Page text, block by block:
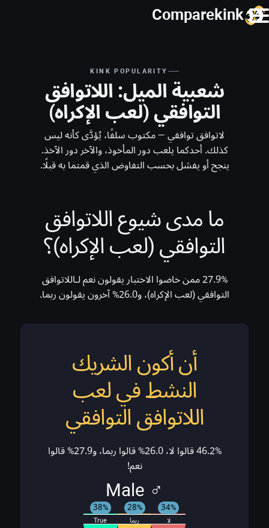
Comparekink
KINK POPULARITY
شعبية الميل: اللاتوافق
التوافقي (لعب الإكراه)
لاتوافق توافقي — مكتوب سلفًا، يُؤدَّى كأنه ليس
كذلك. أحدكما يلعب دور المأخوذ، والآخر دور الآخذ.
ينجح أو يفشل بحسب التفاوض الذي قمتما به قبلًا.
ما مدى شيوع اللاتوافق
التوافقي (لعب الإكراه)؟
27.9% ممن خاضوا الاختبار يقولون نعم لـاللاتوافق
التوافقي (لعب الإكراه)، و26.0% آخرون يقولون ربما.
أن أكون الشريك
النشط في لعب
اللاتوافق التوافقي
46.2% قالوا لا، 26.0% قالوا ربما، و27.9% قالوا
نعم!
♂ Male
لا
34%
ربما
28%
True
38%